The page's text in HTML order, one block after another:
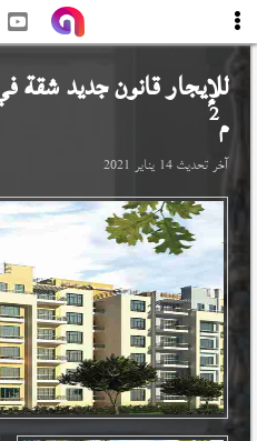
للإيجار قانون جديد شقة
م2
آخر تحديث14 يناير 2021